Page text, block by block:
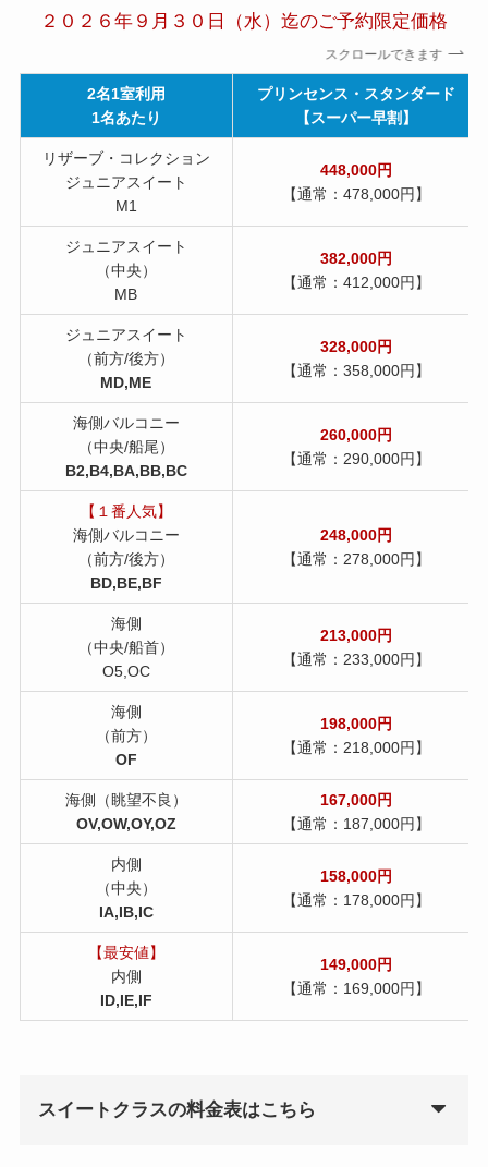
２０２６年９月３０日（水）迄のご予約限定価格
スクロールできます
2名1室利用
1名あたり
プリンセンス・スタンダード
【スーパー早割】
リザーブ・コレクション
ジュニアスイート
M1
448,000円
【通常：478,000円】
ジュニアスイート
（中央）
MB
382,000円
【通常：412,000円】
ジュニアスイート
（前方/後方）
MD,ME
328,000円
【通常：358,000円】
海側バルコニー
（中央/船尾）
B2,B4,BA,BB,BC
260,000円
【通常：290,000円】
【１番人気】
海側バルコニー
（前方/後方）
BD,BE,BF
248,000円
【通常：278,000円】
海側
（中央/船首）
O5,OC
213,000円
【通常：233,000円】
海側
（前方）
OF
198,000円
【通常：218,000円】
海側（眺望不良）
OV,OW,OY,OZ
167,000円
【通常：187,000円】
内側
（中央）
IA,IB,IC
158,000円
【通常：178,000円】
【最安値】
内側
ID,IE,IF
149,000円
【通常：169,000円】
スイートクラスの料金表はこちら